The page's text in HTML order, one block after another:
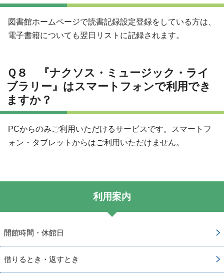
図書館ホームページで読書記録設定登録をしている方は、
電子書籍についても翌日リストに記録されます。
Ｑ８ 『ナクソス・ミュージック・ライ
ブラリー』はスマートフォンで利用でき
ますか？
PCからのみご利用いただけるサービスです。スマートフ
ォン・タブレットからはご利用いただけません。
利用案内
開館時間・休館日
借りるとき・返すとき